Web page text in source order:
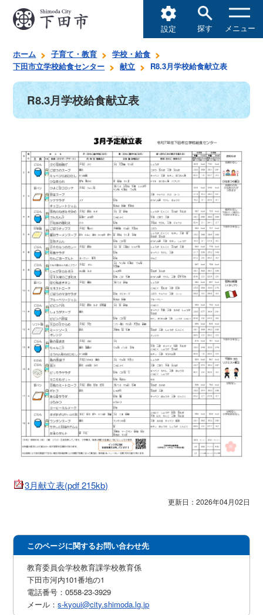
設定 探す メニュー
ホーム 子育て・教育
学校・給食
下田市立学校給食センター
献立 R8.3月学校給食献立表
R8.3月学校給食献立表
3月献立表(pdf 215kb)
更新日：2026年04月02日
このページに関するお問い合わせ先
教育委員会学校教育課学校教育係
下田市河内101番地の1
電話番号：0558-23-3929
メール：s-kyoui@city.shimoda.lg.jp